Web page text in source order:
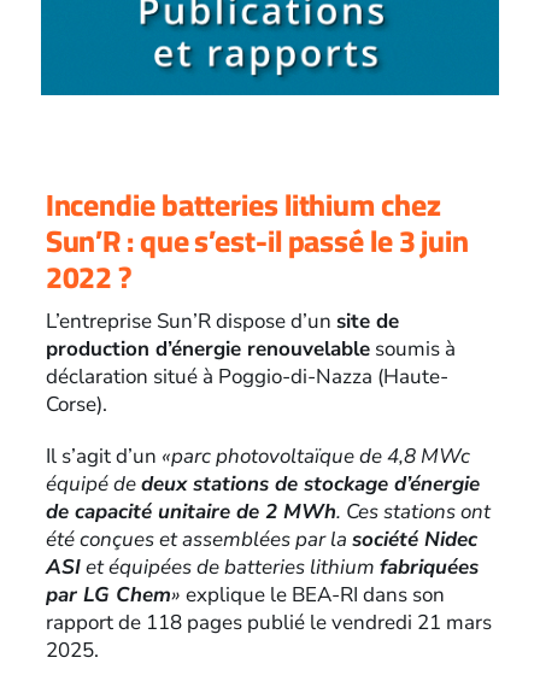
Incendie batteries lithium chez
Sun’R : que s’est-il passé le 3 juin
2022 ?
L’entreprise Sun’R dispose d’un site de
production d’énergie renouvelablesoumis à
déclaration situé à Poggio-di-Nazza (Haute-
Corse).
Il s’agit d’un «parc photovoltaïque de 4,8 MWc
équipé dedeux stations de stockage d’énergie
de capacité unitaire de 2 MWh. Ces stations ont
été conçues et assemblées par la société Nidec
ASIet équipées de batteries lithium fabriquées
par LG Chem» explique le BEA-RI dans son
rapport de 118 pages publié le vendredi 21 mars
2025.